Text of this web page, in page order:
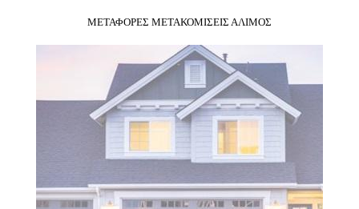
ΜΕΤΑΦΟΡΕΣ ΜΕΤΑΚΟΜΙΣΕΙΣ ΑΛΙΜΟΣ